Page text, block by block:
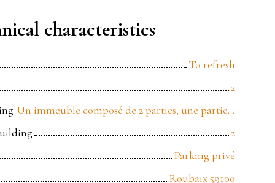
characteristics
To refresh
2
Un immeuble composé de 2 parties, une partie est en construction, l'autre partie doit être rénovée et les combles peuvent être aménagées
2
Parking privé
Roubaix 59100